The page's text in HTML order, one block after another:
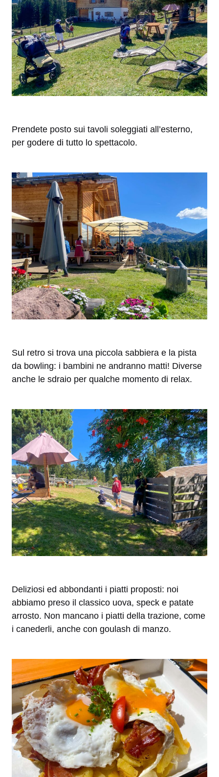
Prendete posto sui tavoli soleggiati all’esterno,
per godere di tutto lo spettacolo.
Sul retro si trova una piccola sabbiera e la pista
da bowling: i bambini ne andranno matti! Diverse
anche le sdraio per qualche momento di relax.
Deliziosi ed abbondanti i piatti proposti: noi
abbiamo preso il classico uova, speck e patate
arrosto. Non mancano i piatti della trazione, come
i canederli, anche con goulash di manzo.